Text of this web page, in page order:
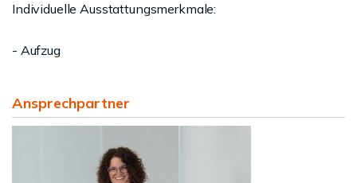
Individuelle Ausstattungsmerkmale:
- Aufzug
Ansprechpartner